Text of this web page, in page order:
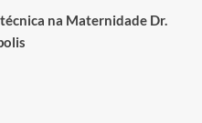
na Maternidade Dr.